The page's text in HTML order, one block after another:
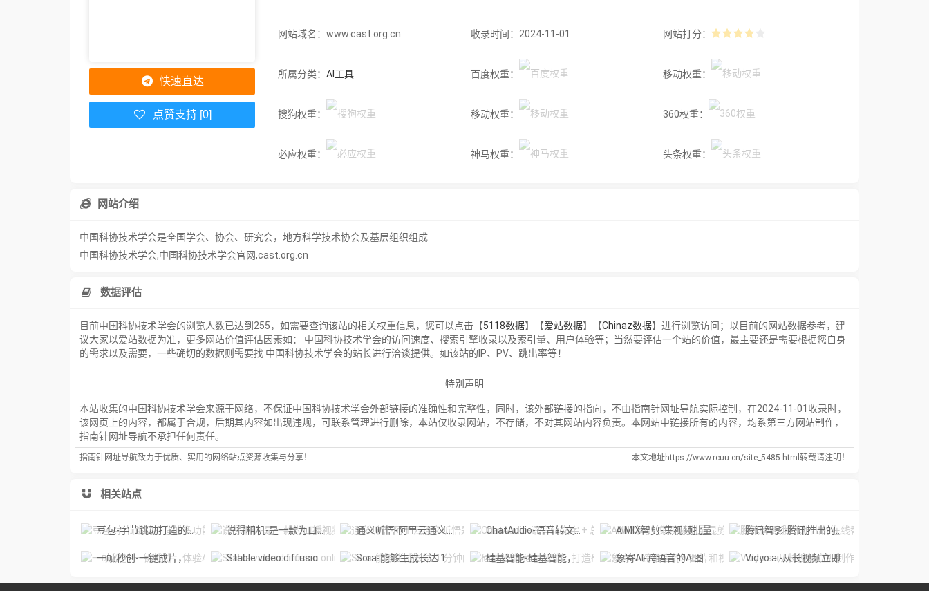
网站域名：www.cast.org.cn 收录时间：2024-11-01 网站打分：
所属分类： AI工具 百度权重： 移动权重：
搜狗权重： 移动权重： 360权重：
必应权重： 神马权重： 头条权重：
快速直达
点赞支持 [0]
网站介绍
中国科协技术学会是全国学会、协会、研究会，地方科学技术协会及基层组织组成
中国科协技术学会,中国科协技术学会官网,cast.org.cn
数据评估
目前中国科协技术学会的浏览人数已达到255，如需要查询该站的相关权重信息，您可以点击【5118数据】【爱站数据】【Chinaz数据】进行浏览访问；以目前的网站数据参考，建
议大家以爱站数据为准，更多网站价值评估因素如： 中国科协技术学会的访问速度、搜索引擎收录以及索引量、用户体验等；当然要评估一个站的价值，最主要还是需要根据您自身
的需求以及需要，一些确切的数据则需要找 中国科协技术学会的站长进行洽谈提供。如该站的IP、PV、跳出率等！
特别声明
本站收集的中国科协技术学会来源于网络，不保证中国科协技术学会外部链接的准确性和完整性，同时，该外部链接的指向，不由指南针网址导航实际控制，在2024-11-01收录时，
该网页上的内容，都属于合规，后期其内容如出现违规，可联系管理进行删除，本站仅收录网站，不存储，不对其网站内容负责。本网站中链接所有的内容，均系第三方网站制作，
指南针网址导航不承担任何责任。
指南针网址导航致力于优质、实用的网络站点资源收集与分享！ 本文地址https://www.rcuu.cn/site_5485.html转载请注明！
相关站点
豆包-字节跳动打造的多功能AI对话工具 说得相机-是一款为口播视频创作者量身定制的智能拍摄工具 通义听悟-阿里云通义听悟是聚焦音视频内容的工作学习AI助手 ChatAudio-语音转文字 + 总结 + 对话 AIMIX智剪-集视频批量混剪、文案、字幕生成、语音合成等短视频运营功能于一 腾讯智影-腾讯推出的在线智能视频创作平台
一帧秒创-一键成片，体验AI智能视频创作的魅力 Stable video diffusion online-免费激活您的图像，用 Stable Video Diffus Sora-能够生成长达 1 分钟的高清视频 硅基智能-硅基智能，打造硅基劳动力，让人回归人的价值。 象寄AI-跨语言的AI图片和视频翻译工具 Vidyo.ai-从长视频立即制作短视频。